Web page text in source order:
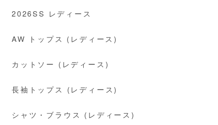
2026SS レディース
AW トップス (レディース)
カットソー (レディース)
長袖トップス (レディース)
シャツ・ブラウス (レディース)